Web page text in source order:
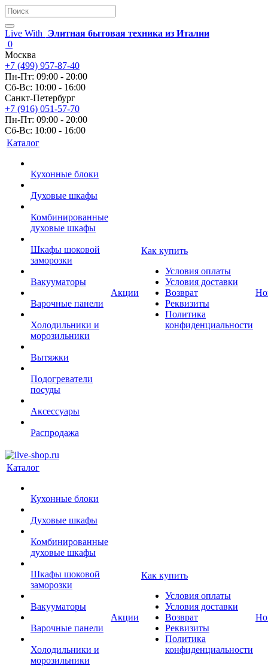
Live With
Элитная бытовая техника из Италии
0
Москва
+7 (499) 957-87-40
Пн-Пт: 09:00 - 20:00
Сб-Вс: 10:00 - 16:00
Санкт-Петербург
+7 (916) 051-57-70
Пн-Пт: 09:00 - 20:00
Сб-Вс: 10:00 - 16:00
Каталог
Кухонные блоки
Духовые шкафы
Комбинированные
духовые шкафы
Шкафы шоковой
заморозки
Вакууматоры
Варочные панели
Холодильники и
морозильники
Вытяжки
Подогреватели
посуды
Аксессуары
Распродажа
Акции
Как купить
Условия оплаты
Условия доставки
Возврат
Реквизиты
Политика
конфиденциальности
Каталог
Кухонные блоки
Духовые шкафы
Комбинированные
духовые шкафы
Шкафы шоковой
заморозки
Вакууматоры
Варочные панели
Холодильники и
морозильники
Акции
Как купить
Условия оплаты
Условия доставки
Возврат
Реквизиты
Политика
конфиденциальности